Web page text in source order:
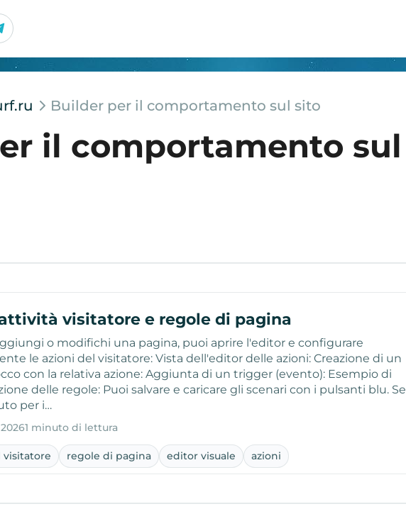
Builder per il comportamento sul sito
il comportamento sul
visitatore e regole di pagina
o modifichi una pagina, puoi aprire l'editor e configurare
le azioni del visitatore: Vista dell'editor delle azioni: Creazione di un
con la relativa azione: Aggiunta di un trigger (evento): Esempio di
delle regole: Puoi salvare e caricare gli scenari con i pulsanti blu. Se
per i…
1 minuto di lettura
visitatore regole di pagina editor visuale azioni